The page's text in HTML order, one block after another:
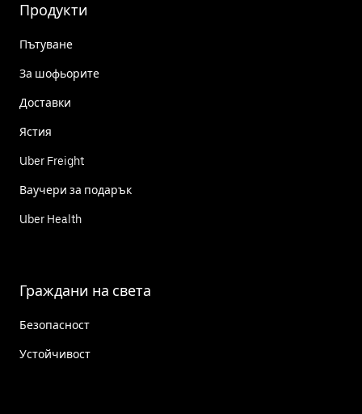
Продукти
Пътуване
За шофьорите
Доставки
Ястия
Uber Freight
Ваучери за подарък
Uber Health
Граждани на света
Безопасност
Устойчивост